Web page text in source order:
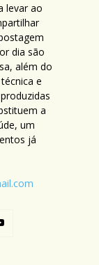
levar ao
dia são
além do
e
a
um
já